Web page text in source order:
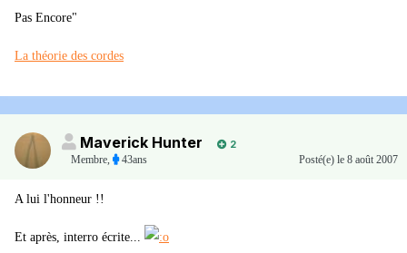
Pas Encore"
La théorie des cordes
Maverick Hunter
2
Membre
43ans Posté(e) le 8 août 2007
A lui l'honneur !!
Et après, interro écrite...